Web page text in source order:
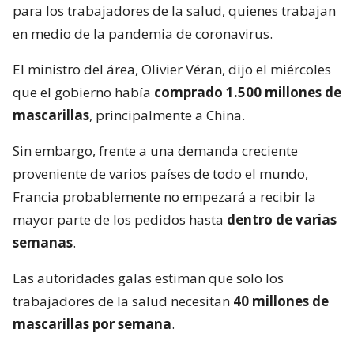
para los trabajadores de la salud, quienes trabajan
en medio de la pandemia de coronavirus.
El ministro del área, Olivier Véran, dijo el miércoles
que el gobierno había comprado 1.500 millones de
mascarillas, principalmente a China.
Sin embargo, frente a una demanda creciente
proveniente de varios países de todo el mundo,
Francia probablemente no empezará a recibir la
mayor parte de los pedidos hasta dentro de varias
semanas.
Las autoridades galas estiman que solo los
trabajadores de la salud necesitan 40 millones de
mascarillas por semana.